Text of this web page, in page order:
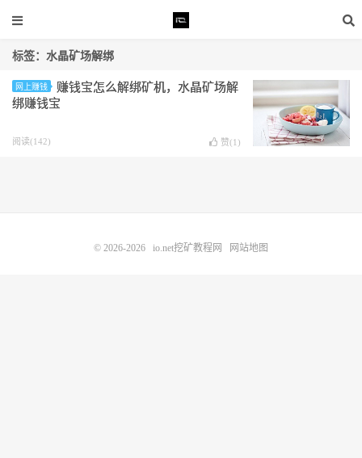
标签：水晶矿场解绑
网上赚钱
赚钱宝怎么解绑矿机，水晶矿场解
绑赚钱宝
阅读(142) 赞(1 )
© 2026-2026 io.net挖矿教程网 网站地图